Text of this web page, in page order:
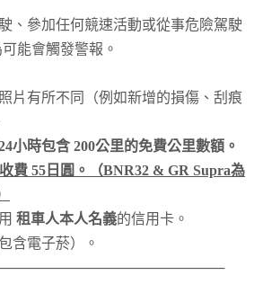
、參加任何競速活動或從事危險駕駛
能會觸發警報。
片有所不同（例如新增的損傷、刮痕
小時包含 200公里的免費公里數額。
費 55日圓。（BNR32 & GR Supra為
租車人本人名義的信用卡。
含電子菸）。